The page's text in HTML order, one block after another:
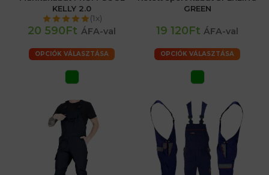
KELLY 2.0
(1x)
20 590Ft ÁFA-val
OPCIÓK VÁLASZTÁSA
GREEN
19 120Ft ÁFA-val
OPCIÓK VÁLASZTÁSA